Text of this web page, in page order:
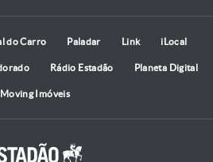
do Carro Paladar Link iLocal
Rádio Estadão Planeta Digital
Moving Imóveis